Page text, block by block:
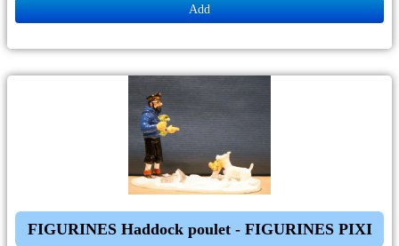
Add
FIGURINES Haddock poulet - FIGURINES PIXI